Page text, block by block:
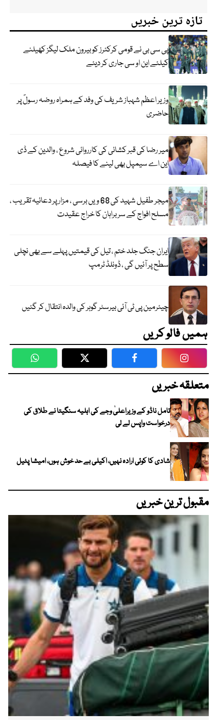
تازہ ترین خبریں
پی سی بی نے قومی کرکٹرز کو بیرون ملک لیگز کھیلنے
کیلئے این او سی جاری کر دیئے
وزیر اعظم شہباز شریف کی وفد کے ہمراہ روضہ رسولؐ پر
حاضری
میر رضا کی قبر کشائی کی کارروائی شروع ، والدین کے ڈی
این اے سیمپل بھی لینے کا فیصلہ
میجر طفیل شہید کی 68 ویں برسی ، مزار پر دعائیہ تقریب ،
مسلح افواج کے سربراہان کا خراج عقیدت
ایران جنگ جلد ختم ، تیل کی قیمتیں پہلے سے بھی نچلی
سطح پر آئیں گی ، ڈونلڈ ٹرمپ
چیئرمین پی ٹی آئی بیرسٹر گوہر کی والدہ انتقال کر گئیں
ہمیں فالو کریں
WhatsApp Twitter Facebook
متعلقہ خبریں
تامل ناڈو کے وزیراعلیٰ وجے کی اہلیہ سنگیتا نے طلاق کی
درخواست واپس لے لی
شادی کا کوئی ارادہ نہیں، اکیلی بے حد خوش ہوں، امیشا پٹیل
مقبول ترین خبریں